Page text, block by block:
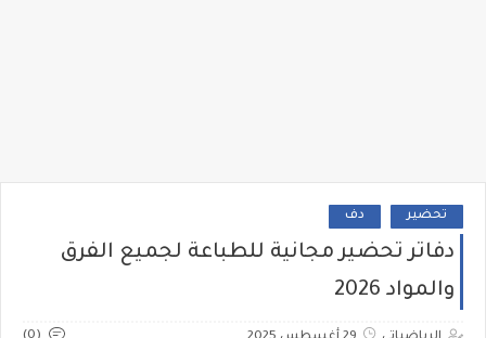
تحضير دف
دفاتر تحضير مجانية للطباعة لجميع الفرق
والمواد 2026